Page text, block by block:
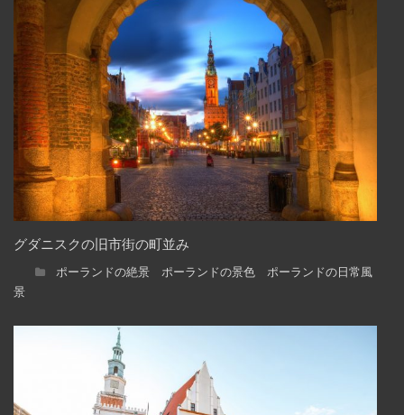
グダニスクの旧市街の町並み
ポーランドの絶景 ポーランドの景色 ポーランドの日常風
景